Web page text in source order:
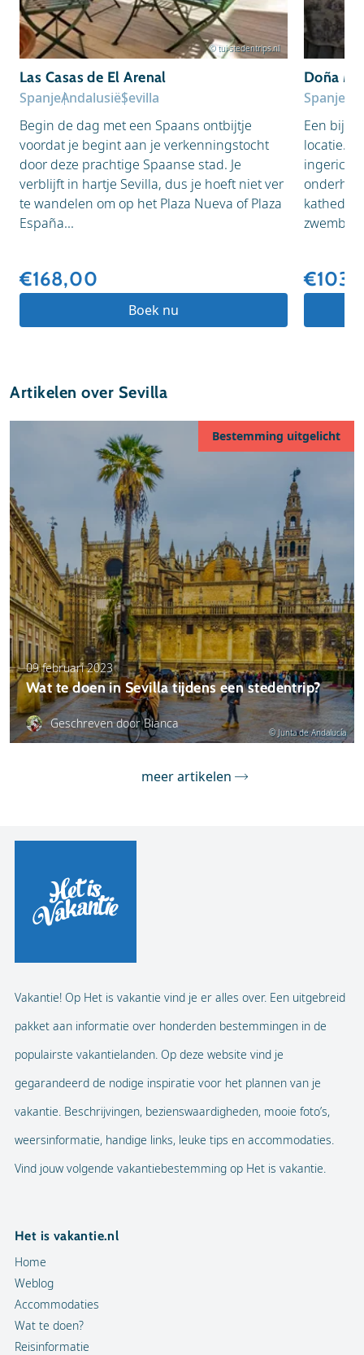
© tui-stedentrips.nl
Las Casas de El Arenal
SpanjeAndalusiëSevilla
Begin de dag met een Spaans ontbijtje
voordat je begint aan je verkenningstocht
door deze prachtige Spaanse stad. Je
verblijft in hartje Sevilla, dus je hoeft niet ver
te wandelen om op het Plaza Nueva of Plaza
España...
€168,00
Boek nu
Doña
Spanje
Een
locatie.
Artikelen over Sevilla
Bestemming uitgelicht
© Junta de Andalucía
09 februari 2023
Wat te doen in Sevilla tijdens een stedentrip?
Geschreven door Bianca
meer artikelen
Vakantie! Op Het is vakantie vind je er alles over. Een uitgebreid
pakket aan informatie over honderden bestemmingen in de
populairste vakantielanden. Op deze website vind je
gegarandeerd de nodige inspiratie voor het plannen van je
vakantie. Beschrijvingen, bezienswaardigheden, mooie foto’s,
weersinformatie, handige links, leuke tips en accommodaties.
Vind jouw volgende vakantiebestemming op Het is vakantie.
Het is vakantie.nl
Home
Weblog
Accommodaties
Wat te doen?
Reisinformatie